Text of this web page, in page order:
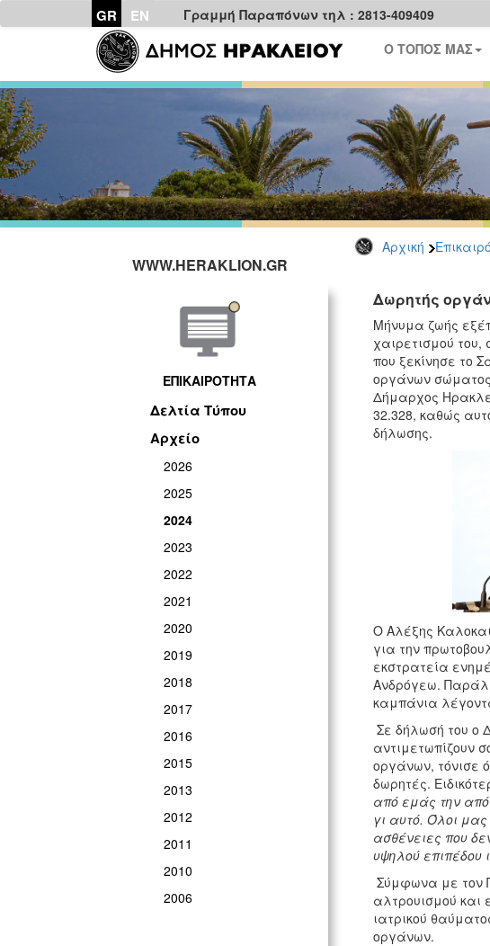
GR EN Γραμμή Παραπόνων τηλ : 2813-409409
Ο ΤΟΠΟΣ ΜΑΣ
Αρχική
WWW.HERAKLION.GR
ΕΠΙΚΑΙΡΟΤΗΤΑ
Δελτία Τύπου
Αρχείο
2026
2025
2024
2023
2022
2021
2020
2019
2018
2017
2016
2015
2013
2012
2011
2010
2006
Δωρητής
Μήνυμα ζωής
χαιρετισμού του,
που ξεκίνησε το
οργάνων
Δήμαρχος
32.328, καθώς
δήλωσης.
Ο Αλέξης
για την
εκστρατεία
Ανδρόγεω.
καμπάνια
Σε δήλωσή του ο
αντιμετωπίζουν
οργάνων, τόνισε
δωρητές.
από εμάς την
γι αυτό. Όλοι
ασθένειες που
υψηλού επιπέδου
Σύμφωνα με τον
αλτρουισμού και
ιατρικού
οργάνων.